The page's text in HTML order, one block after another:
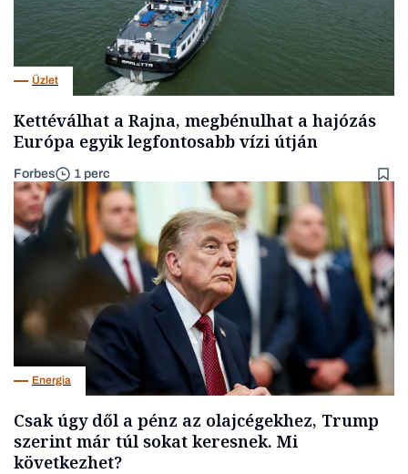
Üzlet
Kettéválhat a Rajna, megbénulhat a hajózás
Európa egyik legfontosabb vízi útján
Forbes 1 perc
Energia
Csak úgy dől a pénz az olajcégekhez, Trump
szerint már túl sokat keresnek. Mi
következhet?